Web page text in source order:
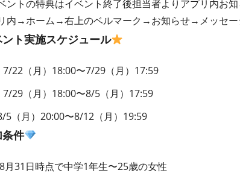
ントの特典はイベント終了後担当者よりアプリ内お
リ内→ホーム→右上のベルマーク→お知らせ→メッセー
ント実施スケジュール
7/22（月）18:00〜7/29（月）17:59
7/29（月）18:00〜8/5（月）17:59
5（月）20:00〜8/12（月）19:59
件
月31日時点で中学1年生〜25歳の女性